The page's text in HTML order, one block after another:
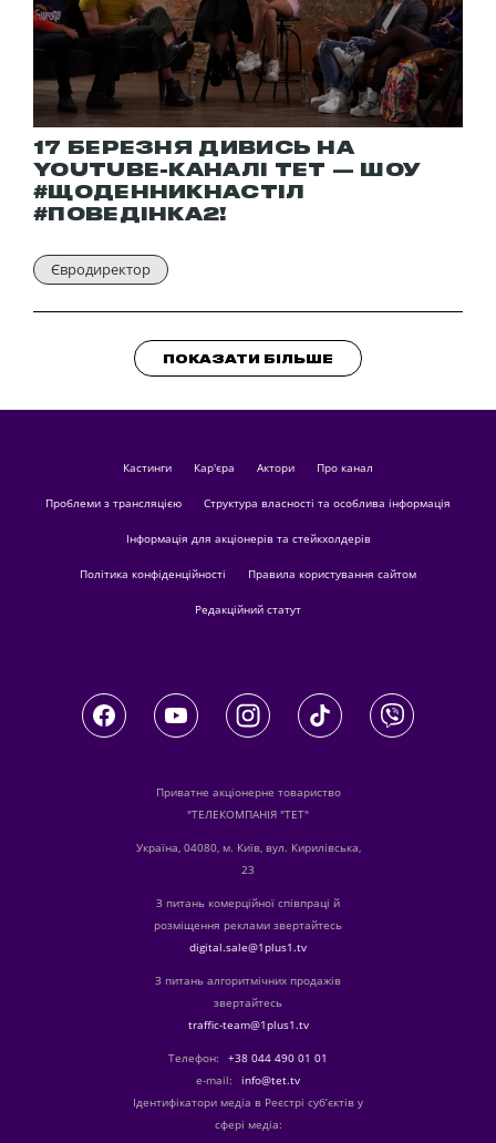
17 БЕРЕЗНЯ ДИВИСЬ НА
YOUTUBE-КАНАЛІ ТЕТ — ШОУ
#ЩОДЕННИКНАСТІЛ
#ПОВЕДІНКА2!
Євродиректор
ПОКАЗАТИ БІЛЬШЕ
кастинги Кар'єра актори Про канал
Проблеми з трансляцією Структура власності та особлива інформація
Інформація для акціонерів та стейкхолдерів
Політика конфіденційності Правила користування сайтом
Редакційний статут
Приватне акціонерне товариство
"ТЕЛЕКОМПАНІЯ "ТЕТ"
Україна, 04080, м. Київ, вул. Кирилівська,
23
З питань комерційної співпраці й
розміщення реклами звертайтесь
digital.sale@1plus1.tv
З питань алгоритмічних продажів
звертайтесь
traffic-team@1plus1.tv
Телефон:
+38 044 490 01 01
е-mail:
info@tet.tv
Ідентифікатори медіа в Реєстрі суб’єктів у
сфері медіа: